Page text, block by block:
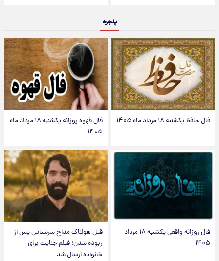
پنجره
فال حافظ یکشنبه ۱۸ مرداد ماه ۱۴۰۵
فال قهوه روزانه یکشنبه ۱۸ مرداد ماه
۱۴۰۵
فال روزانه واقعی یکشنبه ۱۸ مرداد
۱۴۰۵
قتل هولناک مداح سرشناس پس از
ربوده شدن؛ فیلم جنایت برای
خانواده ارسال شد